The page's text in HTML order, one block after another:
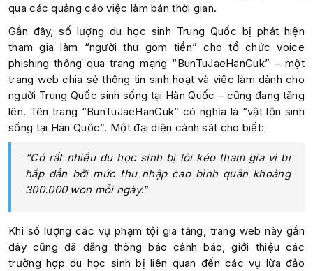
qua các quảng cáo việc làm bán thời gian.
Gần đây, số lượng du học sinh Trung Quốc bị phát hiện
tham gia làm “người thu gom tiền” cho tổ chức voice
phishing thông qua trang mạng “BunTuJaeHanGuk” – một
trang web chia sẻ thông tin sinh hoạt và việc làm dành cho
người Trung Quốc sinh sống tại Hàn Quốc – cũng đang tăng
lên. Tên trang “BunTuJaeHanGuk” có nghĩa là “vật lộn sinh
sống tại Hàn Quốc”. Một đại diện cảnh sát cho biết:
“Có rất nhiều du học sinh bị lôi kéo tham gia vì bị
hấp dẫn bởi mức thu nhập cao bình quân khoảng
300.000 won mỗi ngày.”
Khi số lượng các vụ phạm tội gia tăng, trang web này gần
đây cũng đã đăng thông báo cảnh báo, giới thiệu các
trường hợp du học sinh bị liên quan đến các vụ lừa đảo